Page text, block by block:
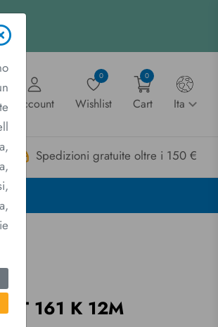
Account Wishlist
0
Cart
0
Ita
Spedizioni gratuite oltre i 150 €
161 K 12M